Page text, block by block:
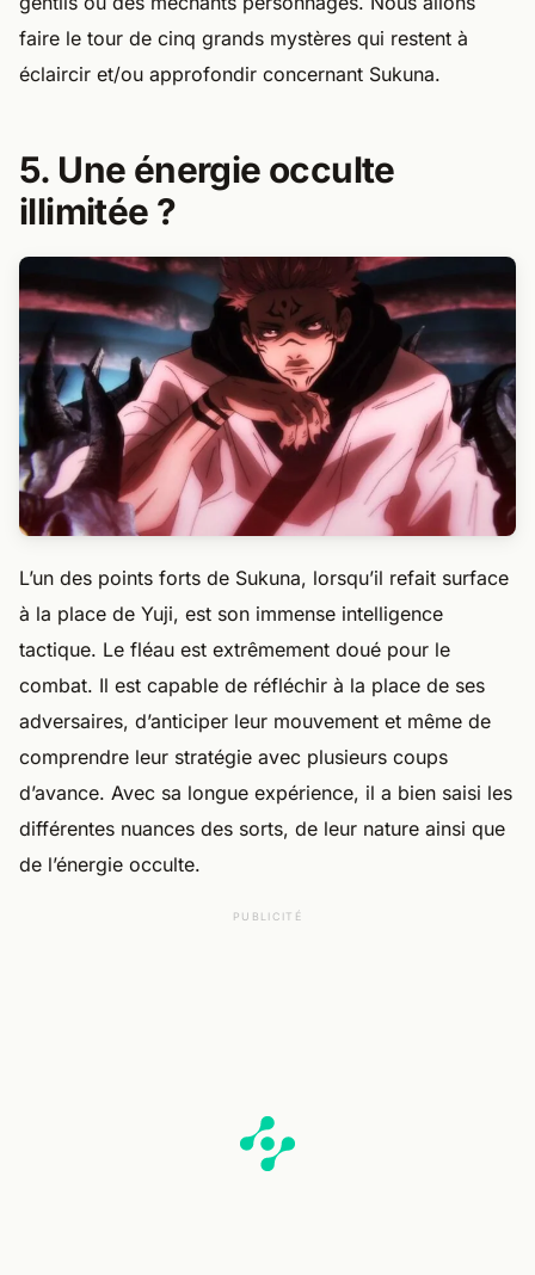
faire le tour de cinq grands mystères qui restent à
éclaircir et/ou approfondir concernant Sukuna.
5. Une énergie occulte
illimitée ?
L’un des points forts de Sukuna, lorsqu’il refait surface
à la place de Yuji, est son immense intelligence
tactique. Le fléau est extrêmement doué pour le
combat. Il est capable de réfléchir à la place de ses
adversaires, d’anticiper leur mouvement et même de
comprendre leur stratégie avec plusieurs coups
d’avance. Avec sa longue expérience, il a bien saisi les
différentes nuances des sorts, de leur nature ainsi que
de l’énergie occulte.
PUBLICITÉ